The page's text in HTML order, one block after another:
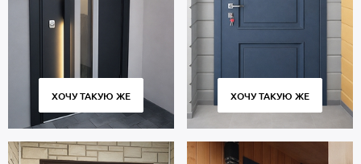
2 контура для дополнительной защиты от посторонних звуков с
улицы или из подъезда.
Дверь порошок рассчитана на длительную эксплуатацию и
сохраняет работоспособность множества циклов открывания и
закрывания. Современное оборудование, постоянный контроль
качества на всех этапах производства обеспечивают плотное
прилегание створки к коробке без зазоров и сквозняков.
Стоимость указана за стандартный размер 2000х800 мм.
Гарантия 5 лет.
ХОЧУ ТАКУЮ ЖЕ ХОЧУ ТАКУЮ ЖЕ